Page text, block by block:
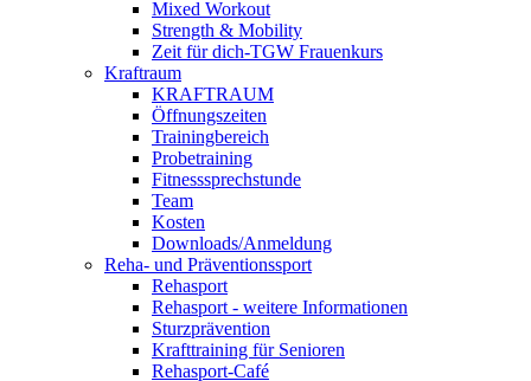
Mixed Workout
Strength & Mobility
Zeit für dich-TGW Frauenkurs
Kraftraum
KRAFTRAUM
Öffnungszeiten
Trainingbereich
Probetraining
Fitnesssprechstunde
Team
Kosten
Downloads/Anmeldung
Reha- und Präventionssport
Rehasport
Rehasport - weitere Informationen
Sturzprävention
Krafttraining für Senioren
Rehasport-Café